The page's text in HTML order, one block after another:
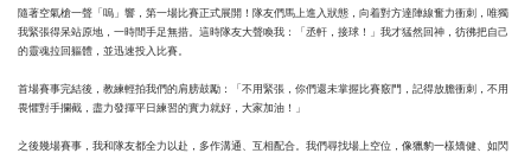
隨著空氣槍一聲「嗚」響，第一場比賽正式展開！隊友們馬上進入狀態，向着對方達陣線奮力衝刺，唯獨
我緊張得呆站原地，一時間手足無措。這時隊友大聲喚我：「丞軒，接球！」我才猛然回神，彷彿把自己
的靈魂拉回軀體，並迅速投入比賽。
首場賽事完結後，教練輕拍我們的肩膀鼓勵：「不用緊張，你們還未掌握比賽竅門，記得放膽衝刺，不用
畏懼對手攔截，盡力發揮平日練習的實力就好，大家加油！」
之後幾場賽事，我和隊友都全力以赴，多作溝通、互相配合。我們尋找場上空位，像獵豹一樣矯健、如閃